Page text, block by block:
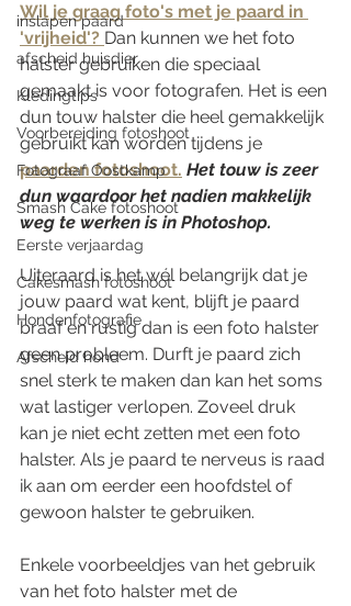
inslapen paard
afscheid huisdier
Kledingtips
Voorbereiding fotoshoot
Fotograaf Oostkamp
Smash Cake fotoshoot
Eerste verjaardag
Cakesmash fotoshoot
Hondenfotografie
Afscheid hond
Wil je graag foto's met je paard in
'vrijheid'? Dan kunnen we het foto
halster gebruiken die speciaal
gemaakt is voor fotografen. Het is een
dun touw halster die heel gemakkelijk
gebruikt kan worden tijdens je
paarden fotoshoot. Het touw is zeer
dun waardoor het nadien makkelijk
weg te werken is in Photoshop.
Uiteraard is het wél belangrijk dat je
jouw paard wat kent, blijft je paard
braaf en rustig dan is een foto halster
geen probleem. Durft je paard zich
snel sterk te maken dan kan het soms
wat lastiger verlopen. Zoveel druk
kan je niet echt zetten met een foto
halster. Als je paard te nerveus is raad
ik aan om eerder een hoofdstel of
gewoon halster te gebruiken.
Enkele voorbeeldjes van het gebruik
van het foto halster met de